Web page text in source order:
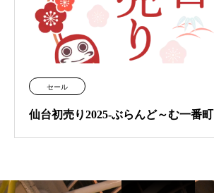
セール
仙台初売り2025-ぶらんど～む一番町